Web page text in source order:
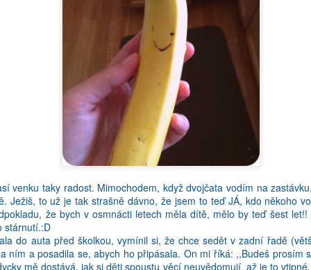
venku taky radost. Mimochodem, když dvojčata vodím na
Ježiš, to už je tak strašně dávno, že jsem to teď JÁ, kdo někoho
že bych v osmnácti letech měla dítě, mělo by teď šest
stárnutí.:D
do auta před školkou, vymínil si, že chce sedět v zadní řadě
ním a posadila se, abych ho připásala. On mi říká: ,,Budeš prosím
mě dostává, jak si děti spoustu věcí neuvědomují, až je to
ze jednak nejsem perfektni v anglictine, ale zaroven uz vubec
mi pred par lety prislo tak prirozene, ted jde ztezka. Ja jsem prece
neumela gramatiku, ale slova ze me lezou jak z chlupate
No a pak nastava jedna ze tri situaci:
ale nemuzu prijit na stejny vyraz v cestine! Tohle se mi stava
zajimaveho stane, a ja to pak chci rict mamce, ale ono to vubec
a pak uz ta historka ani neni vtipna nebo zajimava.
ale nemuzu ho dostat do anglictiny. Ono tohle spis neni o
chci znit strasne sofistikovane (hlavne kdyz se hadam), a chci
vsak nevyznim sofistikovane, ale jako uplny debil. Taky si
obeho. Kdyz vite, o cem mluvite, ale nemuzete si na to slovicko